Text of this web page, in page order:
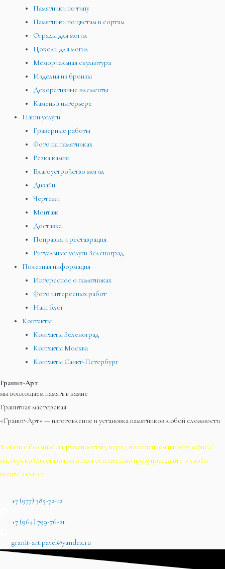
Памятники по типу
Памятники по цветам и сортам
Ограды для могил
Цоколи для могил
Мемориальная скульптура
Изделия из бронзы
Декоративные элементы
Камень в интерьере
Наши услуги
Граверные работы
Фото на памятниках
Резка камня
Благоустройство могил
Дизайн
Чертежи
Монтаж
Доставка
Поправка и реставрация
Ритуальные услуги Зеленоград
Полезная информация
Интересное о памятниках
Фото интересных работ
Наш блог
Контакты
Контакты Зеленоград
Контакты Москва
Контакты Санкт-Петербург
Гранит-Арт
мы воплощаем память в камне
Гранитная мастерская
«Гранит-Арт» — изготовление и установка памятников любой сложности
В связи с большой загруженностью, перед посещением нашего офиса/
мастерской/выставочного зала обязательно предупреждайте о своём
визите заранее.
+7 (977) 385-72-12
+7 (964) 799-76-21
granit-art.pavel@yandex.ru